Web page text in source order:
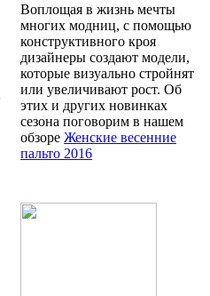
Воплощая в жизнь мечты
многих модниц, с помощью
конструктивного кроя
дизайнеры создают модели,
которые визуально стройнят
или увеличивают рост. Об
этих и других новинках
сезона поговорим в нашем
обзоре Женские весенние
пальто 2016